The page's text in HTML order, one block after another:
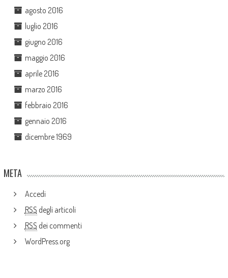
agosto 2016
luglio 2016
giugno 2016
maggio 2016
aprile 2016
marzo 2016
febbraio 2016
gennaio 2016
dicembre 1969
META
Accedi
RSS degli articoli
RSS dei commenti
WordPress.org